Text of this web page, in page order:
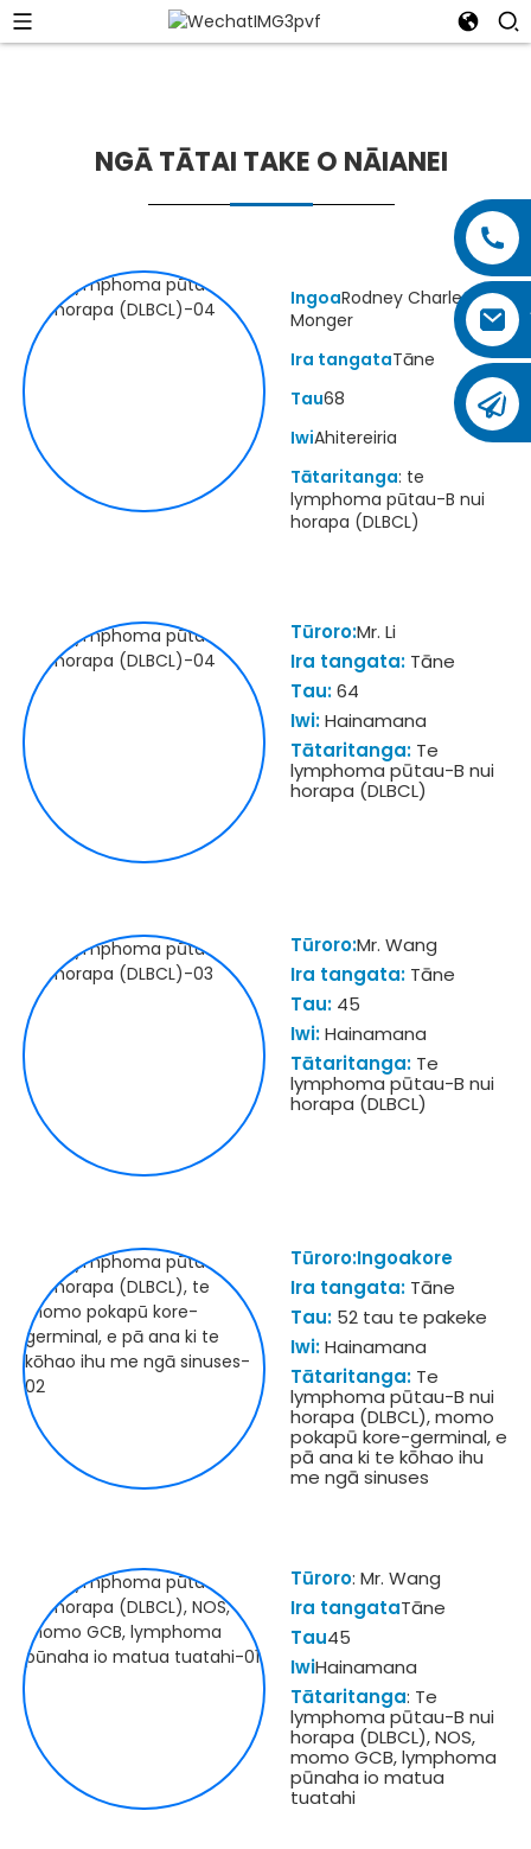
NGĀ TĀTAI TAKE O NĀIANEI
IngoaRodney Charles
Monger
Ira tangataTāne
Tau68
IwiAhitereiria
Tātaritanga: te
lymphoma pūtau-B nui
horapa (DLBCL)
Tūroro:Mr. Li
Ira tangata: Tāne
Tau:64
Iwi:Hainamana
Tātaritanga: Te
lymphoma pūtau-B nui
horapa (DLBCL)
Tūroro:Mr. Wang
Ira tangata: Tāne
Tau: 45
Iwi:Hainamana
Tātaritanga: Te
lymphoma pūtau-B nui
horapa (DLBCL)
Tūroro:Ingoakore
Ira tangata: Tāne
Tau: 52 tau te pakeke
Iwi:Hainamana
Tātaritanga: Te
lymphoma pūtau-B nui
horapa (DLBCL), momo
pokapū kore-germinal, e
pā ana ki te kōhao ihu
me ngā sinuses
Tūroro: Mr. Wang
Ira tangataTāne
Tau45
IwiHainamana
Tātaritanga: Te
lymphoma pūtau-B nui
horapa (DLBCL), NOS,
momo GCB, lymphoma
pūnaha io matua
tuatahi